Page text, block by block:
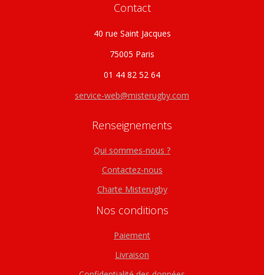
Contact
40 rue Saint Jacques
75005 Paris
01 44 82 52 64
service-web@misterugby.com
Renseignements
Qui sommes-nous ?
Contactez-nous
Charte Misterugby
Nos conditions
Paiement
Livraison